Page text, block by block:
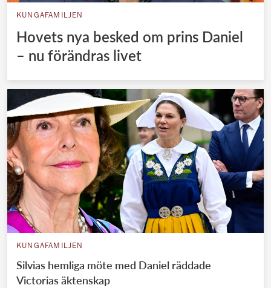
KUNGAFAMILJEN
Hovets nya besked om prins Daniel
– nu förändras livet
KUNGAFAMILJEN
Silvias hemliga möte med Daniel räddade
Victorias äktenskap